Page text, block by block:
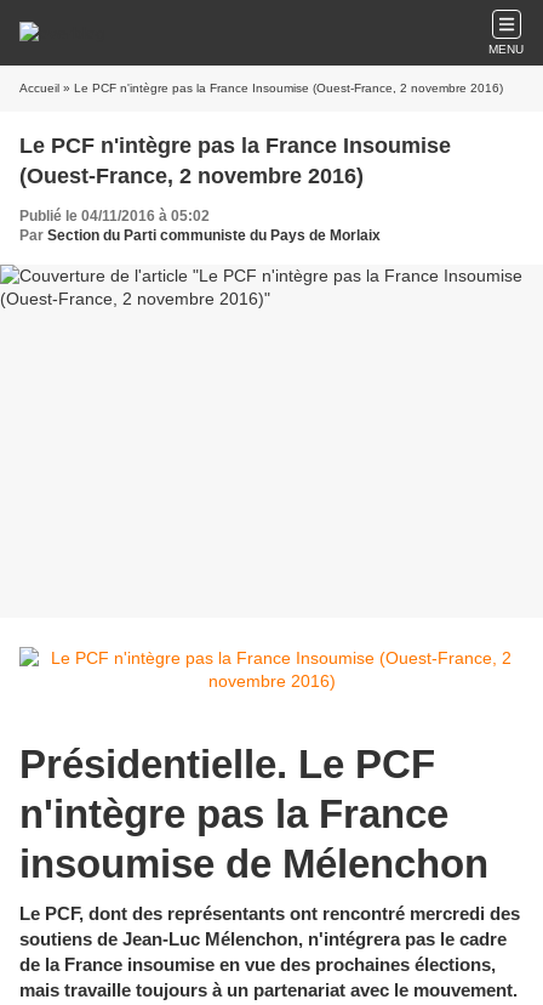
MENU
Accueil » Le PCF n'intègre pas la France Insoumise (Ouest-France, 2 novembre 2016)
Le PCF n'intègre pas la France Insoumise
(Ouest-France, 2 novembre 2016)
Publié le 04/11/2016 à 05:02
Par Section du Parti communiste du Pays de Morlaix
Présidentielle. Le PCF
n'intègre pas la France
insoumise de Mélenchon
Le PCF, dont des représentants ont rencontré mercredi des
soutiens de Jean-Luc Mélenchon, n'intégrera pas le cadre
de la France insoumise en vue des prochaines élections,
mais travaille toujours à un partenariat avec le mouvement.